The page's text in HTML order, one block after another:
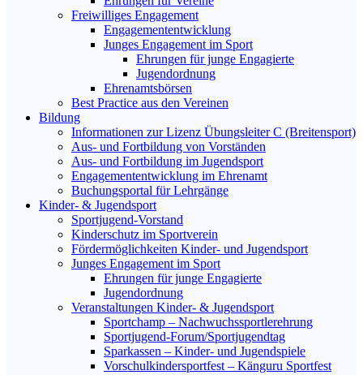
Freiwilliges Engagement
Engagemententwicklung
Junges Engagement im Sport
Ehrungen für junge Engagierte
Jugendordnung
Ehrenamtsbörsen
Best Practice aus den Vereinen
Bildung
Informationen zur Lizenz Übungsleiter C (Breitensport)
Aus- und Fortbildung von Vorständen
Aus- und Fortbildung im Jugendsport
Engagemententwicklung im Ehrenamt
Buchungsportal für Lehrgänge
Kinder- & Jugendsport
Sportjugend-Vorstand
Kinderschutz im Sportverein
Fördermöglichkeiten Kinder- und Jugendsport
Junges Engagement im Sport
Ehrungen für junge Engagierte
Jugendordnung
Veranstaltungen Kinder- & Jugendsport
Sportchamp – Nach­wuchs­sportler­ehrung
Sportjugend-Forum/Sport­jugend­tag
Sparkassen – Kinder- und Jugendspiele
Vorschulkindersportfest – Känguru Sportfest